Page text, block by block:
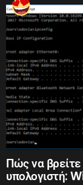
Πώς να
υπολογιστή: